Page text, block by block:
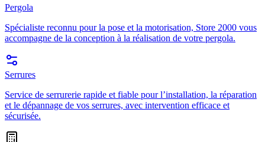
Pergola
Spécialiste reconnu pour la pose et la motorisation, Store 2000 vous
accompagne de la conception à la réalisation de votre pergola.
Serrures
Service de serrurerie rapide et fiable pour l’installation, la réparation
et le dépannage de vos serrures, avec intervention efficace et
sécurisée.